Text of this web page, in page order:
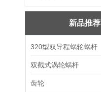
新品推荐
320型双导程蜗轮蜗杆
双截式涡轮蜗杆
齿轮